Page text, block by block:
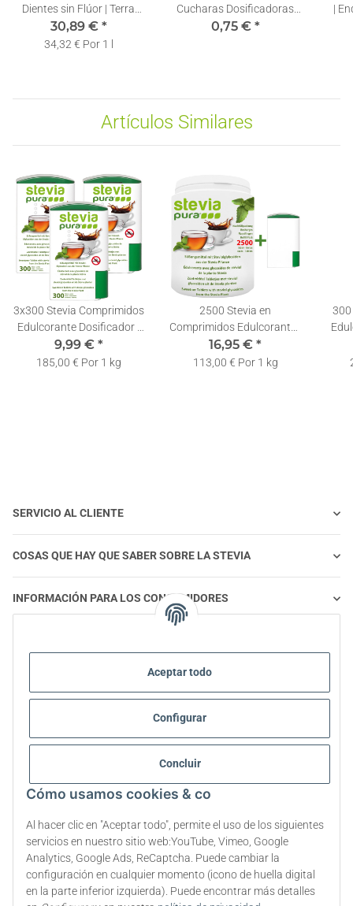
Aceptar todo
Configurar
Concluir
Cómo usamos cookies & co
Al hacer clic en "Aceptar todo", permite el uso de los siguientes
servicios en nuestro sitio web:YouTube, Vimeo, Google
Analytics, Google Ads, ReCaptcha. Puede cambiar la
configuración en cualquier momento (icono de huella digital
en la parte inferior izquierda). Puede encontrar más detalles
Dientes sin Flúor | Terra
Natura Pasta Dentífrica |
12 x 75ml
30,89 € *
34,32 € Por 1 l
Cucharas Dosificadoras
Stevia 0,10ml | 1 Pieza
0,75 € *
|
Artículos Similares
3x300 Stevia Comprimidos
Edulcorante Dosificador |
Stevia en Pastillas
Dispensador
9,99 € *
185,00 € Por 1 kg
2500 Stevia en
Comprimidos Edulcorante |
Recarga | Stevia Pastillas +
Dosificador
16,95 € *
113,00 € Por 1 kg
300
SERVICIO AL CLIENTE
COSAS QUE HAY QUE SABER SOBRE LA STEVIA
INFORMACIÓN PARA LOS CONSUMIDORES
INFORMACIÓN SOBRE EL PRODUCTO STEVIA
Rescindir el contrato
* Todos los precios incluyen el IVA legal., más